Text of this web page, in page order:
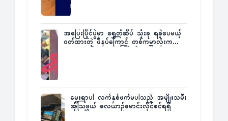
အပြေးပြိုင်ပွဲမှာ ရွှေတံဆိပ် သုံးခု ရခဲ့ပေမယ့်
ဝတ်ထားတဲ့ ဖိနပ်ကြောင့် တစ်ကမ္ဘာလုံးက
မွေးရာပါ လက်နှစ်ဖက်မပါသည့် အမျိုးသမီး
အံ့သြဖွယ် လေယာဉ်မောင်းလိုင်စင်ရရှိ